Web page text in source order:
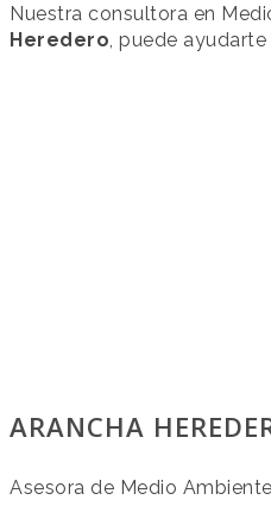
Nuestra consultora en
Heredero , puede
ARANCHA
Asesora de Medio